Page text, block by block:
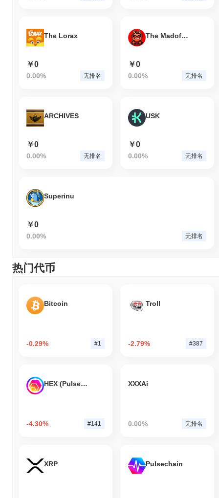
The Lorax
￥0
0.00% 无排名
The Madoff Ponzi
￥0
0.00% 无排名
ARCHIVES
￥0
0.00% 无排名
USK
￥0
0.00% 无排名
Superinu
￥0
0.00% 无排名
热门代币
Bitcoin
-0.29% #1
Troll
-2.79% #387
HEX (Pulsechain)
-4.30% #141
XXXAi
0.00% 无排名
XRP Pulsechain